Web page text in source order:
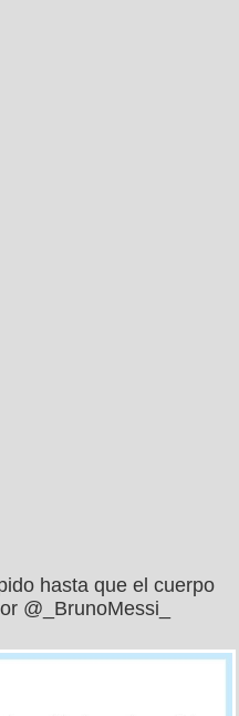
hasta que el cuerpo
@_BrunoMessi_